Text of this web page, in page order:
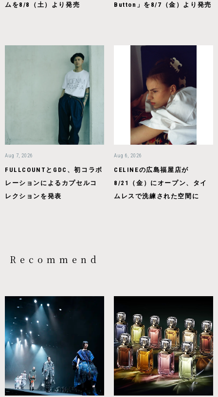
ムを8/8（土）より発売
Button」を8/7（金）より発売
Aug 7, 2026
FULLCOUNTとGDC、初コラボ
レーションによるカプセルコ
レクションを発表
Aug 6, 2026
CELINEの広島福屋店が
8/21（金）にオープン、タイ
ムレスで洗練された空間に
Recommend